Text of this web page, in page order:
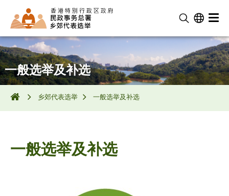
一般选举及补选
乡郊代表选举 一般选举及补选
一般选举及补选